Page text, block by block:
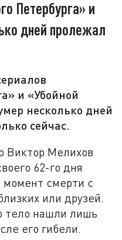
Петербурга» и
дней пролежал
и «Убойной
несколько дней
сейчас.
Виктор Мелихов
62-го дня
смерти с
или друзей.
тело нашли лишь
его гибели.